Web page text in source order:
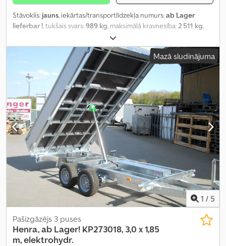
Stāvoklis: jauns, iekārtas/transportlīdzekļa numurs:ab Lager
lieferbar !, tukšais svars:989 kg, maksimālā kravnesība:2 511 kg,
, krautuves garums:
vietas platums:1 800 mm, iekraušanas telpas augstums:700 mm,
iekraušanas telpas tilpums:
4,5 m³, piekares sistēma:paraboliskā
lapa (atsperes)
, riepas izmērs: , riteņu bāze: 750 mm,
maksimālais ātrums:100 km/h , krāsa:sudraba
, Ražošanas gads:
Mazā sludinājuma
1 / 5
Pašizgāzējs 3 puses
Henra, ab Lager! KP273018, 3,0 x 1,85
m, elektrohydr.